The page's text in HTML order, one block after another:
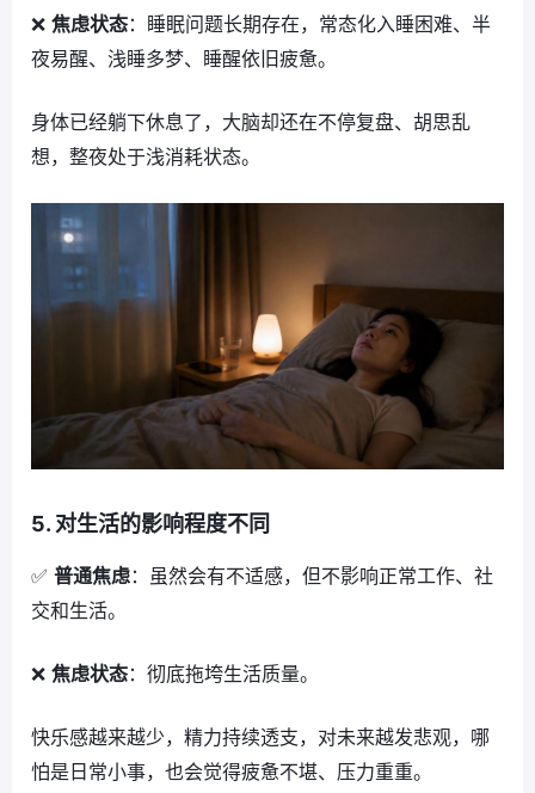
❌ 焦虑状态：睡眠问题长期存在，常态化入睡困难、半
夜易醒、浅睡多梦、睡醒依旧疲惫。
身体已经躺下休息了，大脑却还在不停复盘、胡思乱
想，整夜处于浅消耗状态。
5. 对生活的影响程度不同
✅ 普通焦虑：虽然会有不适感，但不影响正常工作、社
交和生活。
❌ 焦虑状态：彻底拖垮生活质量。
快乐感越来越少，精力持续透支，对未来越发悲观，哪
怕是日常小事，也会觉得疲惫不堪、压力重重。